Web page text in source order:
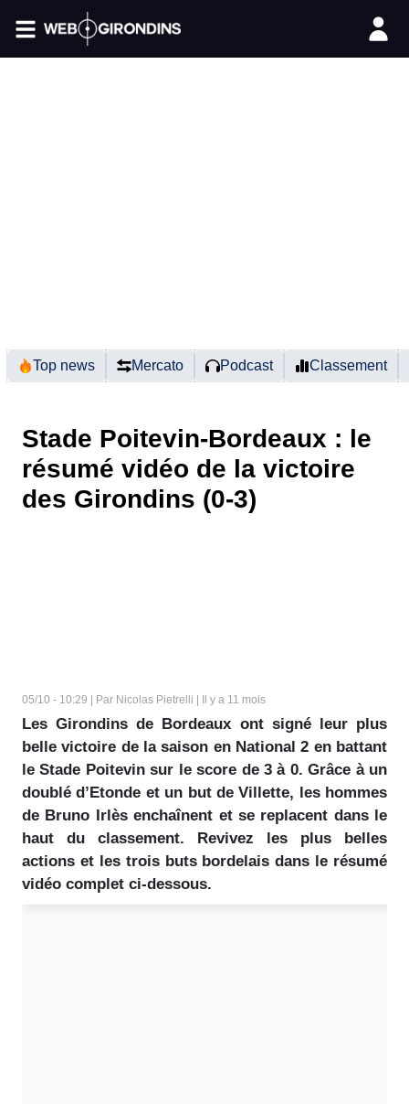
Top news Mercato Podcast Classement
Stade Poitevin-Bordeaux : le
résumé vidéo de la victoire
des Girondins (0-3)
05/10 - 10:29 | Par Nicolas Pietrelli | Il y a 11 mois
Les Girondins de Bordeaux ont signé leur plus
belle victoire de la saison en National 2 en battant
le Stade Poitevin sur le score de 3 à 0. Grâce à un
doublé d’Etonde et un but de Villette, les hommes
de Bruno Irlès enchaînent et se replacent dans le
haut du classement. Revivez les plus belles
actions et les trois buts bordelais dans le résumé
vidéo complet ci-dessous.